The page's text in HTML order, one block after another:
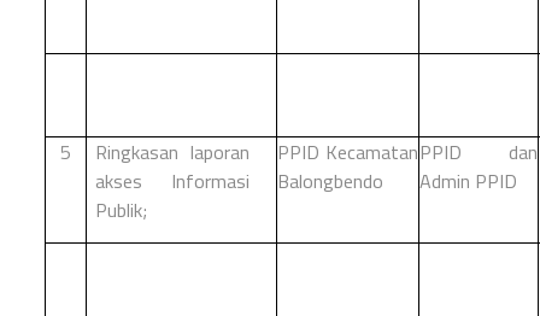
5
Ringkasan laporan
akses Informasi
Publik;
PPID Kecamatan
Balongbendo
PPID dan
Admin PPID